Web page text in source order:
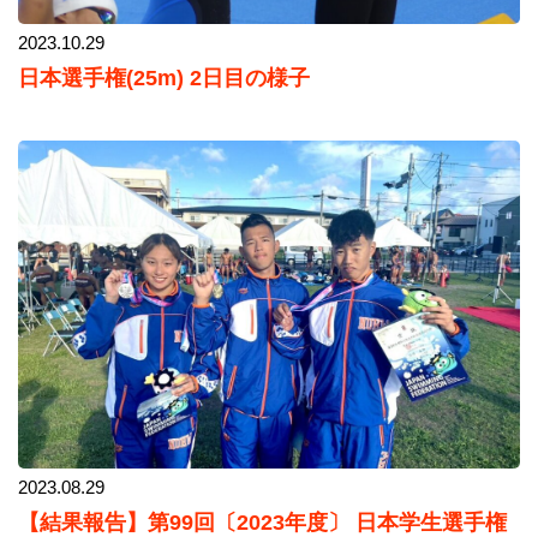
2023.10.29
日本選手権(25m) 2日目の様子
2023.08.29
【結果報告】第99回〔2023年度〕 日本学生選手権